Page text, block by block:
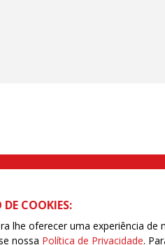
nº 575 CEP 03041-000 Brás, São
COOKIES:
lhe oferecer uma experiência
nossa Política de Privacidade.